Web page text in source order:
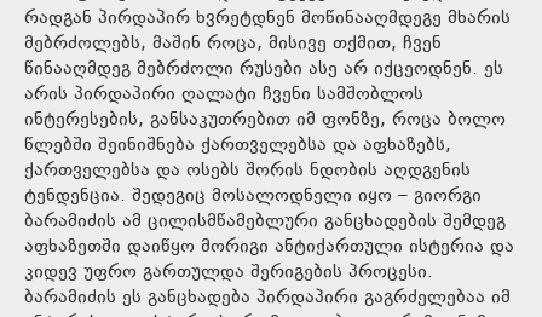
რადგან პირდაპირ ხვრეტდნენ მოწინააღმდეგე მხარის
მებრძოლებს, მაშინ როცა, მისივე თქმით, ჩვენ
წინააღმდეგ მებრძოლი რუსები ასე არ იქცეოდნენ. ეს
არის პირდაპირი ღალატი ჩვენი სამშობლოს
ინტერესების, განსაკუთრებით იმ ფონზე, როცა ბოლო
წლებში შეინიშნება ქართველებსა და აფხაზებს,
ქართველებსა და ოსებს შორის ნდობის აღდგენის
ტენდენცია. შედეგიც მოსალოდნელი იყო – გიორგი
ბარამიძის ამ ცილისმწამებლური განცხადების შემდეგ
აფხაზეთში დაიწყო მორიგი ანტიქართული ისტერია და
კიდევ უფრო გართულდა შერიგების პროცესი.
ბარამიძის ეს განცხადება პირდაპირი გაგრძელებაა იმ